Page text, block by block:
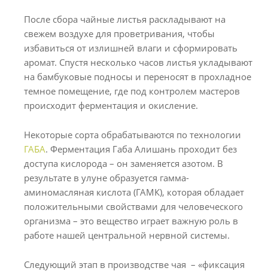
После сбора чайные листья раскладывают на
свежем воздухе для проветривания, чтобы
избавиться от излишней влаги и сформировать
аромат. Спустя несколько часов листья укладывают
на бамбуковые подносы и переносят в прохладное
темное помещение, где под контролем мастеров
происходит ферментация и окисление.
Некоторые сорта обрабатываются по технологии
ГАБА. Ферментация Габа Алишань проходит без
доступа кислорода – он заменяется азотом. В
результате в улуне образуется гамма-
аминомасляная кислота (ГАМК), которая обладает
положительными свойствами для человеческого
организма – это вещество играет важную роль в
работе нашей центральной нервной системы.
Следующий этап в производстве чая – «фиксация